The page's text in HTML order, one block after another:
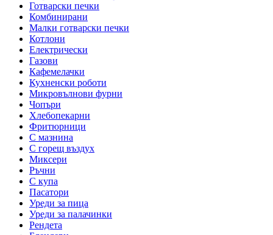
Готварски печки
Комбинирани
Малки готварски печки
Котлони
Електрически
Газови
Кафемелачки
Кухненски роботи
Микровълнови фурни
Чопъри
Хлебопекарни
Фритюрници
С мазнина
С горещ въздух
Миксери
Ръчни
С купа
Пасатори
Уреди за пица
Уреди за палачинки
Рендета